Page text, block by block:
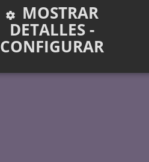
MOSTRAR
DETALLES -
CONFIGURAR